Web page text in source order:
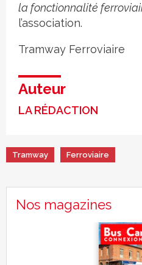
la fonctionnalité
l’association.
Tramway Ferroviaire
Auteur
LA RÉDACTION
Tramway Ferroviaire
Nos magazines